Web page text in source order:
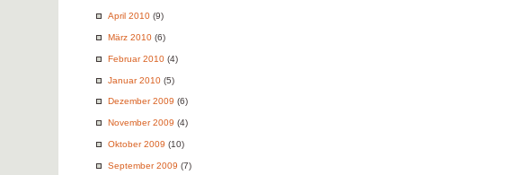
April 2010 (9)
März 2010 (6)
Februar 2010 (4)
Januar 2010 (5)
Dezember 2009 (6)
November 2009 (4)
Oktober 2009 (10)
September 2009 (7)